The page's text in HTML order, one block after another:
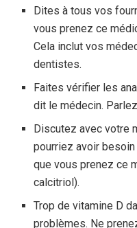
Dites à tous vos
vous prenez ce
Cela inclut vos
dentistes.
Faites vérifier les
dit le médecin.
Discutez avec votre
pourriez avoir
que vous prenez ce
calcitriol).
Trop de vitamine D
problèmes. Ne